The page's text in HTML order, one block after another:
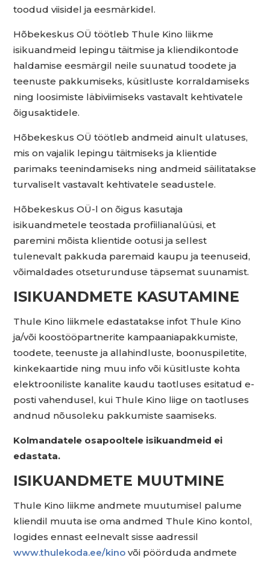
toodud viisidel ja eesmärkidel.
Hõbekeskus OÜ töötleb Thule Kino liikme
isikuandmeid lepingu täitmise ja kliendikontode
haldamise eesmärgil neile suunatud toodete ja
teenuste pakkumiseks, küsitluste korraldamiseks
ning loosimiste läbiviimiseks vastavalt kehtivatele
õigusaktidele.
Hõbekeskus OÜ töötleb andmeid ainult ulatuses,
mis on vajalik lepingu täitmiseks ja klientide
parimaks teenindamiseks ning andmeid säilitatakse
turvaliselt vastavalt kehtivatele seadustele.
Hõbekeskus OÜ-l on õigus kasutaja
isikuandmetele teostada profiilianalüüsi, et
paremini mõista klientide ootusi ja sellest
tulenevalt pakkuda paremaid kaupu ja teenuseid,
võimaldades otseturunduse täpsemat suunamist.
ISIKUANDMETE KASUTAMINE
Thule Kino liikmele edastatakse infot Thule Kino
ja/või koostööpartnerite kampaaniapakkumiste,
toodete, teenuste ja allahindluste, boonuspiletite,
kinkekaartide ning muu info või küsitluste kohta
elektrooniliste kanalite kaudu taotluses esitatud e-
posti vahendusel, kui Thule Kino liige on taotluses
andnud nõusoleku pakkumiste saamiseks.
Kolmandatele osapooltele isikuandmeid ei
edastata.
ISIKUANDMETE MUUTMINE
Thule Kino liikme andmete muutumisel palume
kliendil muuta ise oma andmed Thule Kino kontol,
logides ennast eelnevalt sisse aadressil
www.thulekoda.ee/kino või pöörduda andmete